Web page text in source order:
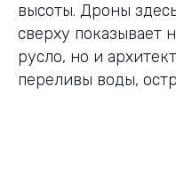
высоты. Дроны
сверху показывает
русло, но и
переливы воды,